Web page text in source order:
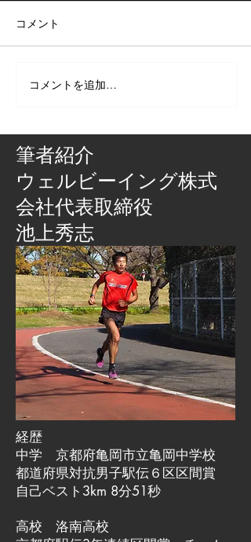
コメント
コメントを追加…
筆者紹介
​ウェルビーイング株式
会社代表取締役
池上秀志
経歴
中学 京都府亀岡市立亀岡中学校
都道府県対抗男子駅伝６区区間賞
自己ベスト3km 8分51秒
高校 洛南高校